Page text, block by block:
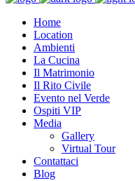
Home
Location
Ambienti
La Cucina
Il Matrimonio
Il Rito Civile
Evento nel Verde
Ospiti VIP
Media
Gallery
Virtual Tour
Contattaci
Blog